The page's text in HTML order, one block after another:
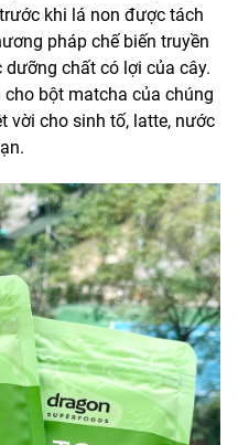
khi lá non được tách
pháp chế biến truyền
chất có lợi của cây.
bột matcha của chúng
vời cho sinh tố, latte, nước